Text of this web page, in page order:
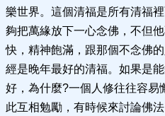
樂世界。這個清福是所有清福
夠把萬緣放下一心念佛，不但
快，精神飽滿，跟那個不念佛
經是晚年最好的清福。如果是
好，為什麼?一個人修往往容易
此互相勉勵，有時候來討論佛